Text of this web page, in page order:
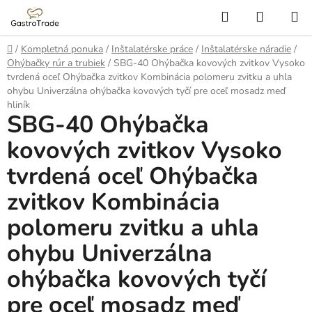
Prejsť
obsah
Hľadať
KOŠÍK
Domov
/ Kompletná ponuka / Inštalatérske práce / Inštalatérske náradie /
Ohýbačky rúr a trubiek / SBG-40 Ohýbačka kovových zvitkov Vysoko
tvrdená oceľ Ohýbačka zvitkov Kombinácia polomeru zvitku a uhla
ohybu Univerzálna ohýbačka kovových tyčí pre oceľ mosadz meď
hliník
SBG-40 Ohýbačka
kovových zvitkov Vysoko
tvrdená oceľ Ohýbačka
zvitkov Kombinácia
polomeru zvitku a uhla
ohybu Univerzálna
ohýbačka kovových tyčí
pre oceľ mosadz meď